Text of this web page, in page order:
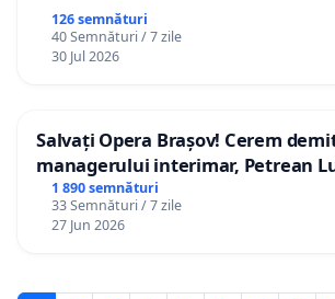
126 semnături
40 Semnături / 7 zile
30 Jul 2026
Salvați Opera Brașov! Cerem
managerului interimar, Petrean
1 890 semnături
33 Semnături / 7 zile
27 Jun 2026